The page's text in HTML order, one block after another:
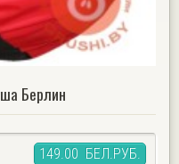
Берлин
149.00 БЕЛ.РУБ.